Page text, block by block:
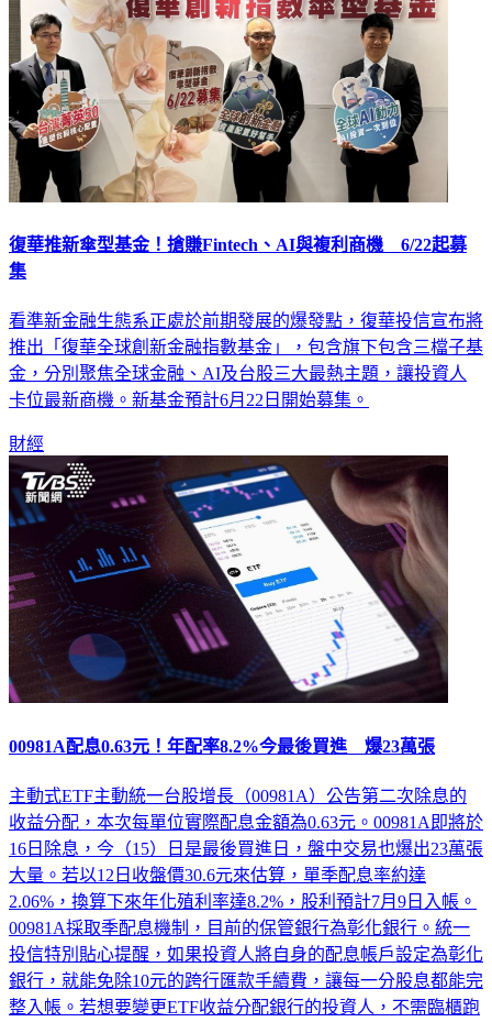
復華推新傘型基金！搶賺Fintech、AI與複利商機 6/22起募
集
看準新金融生態系正處於前期發展的爆發點，復華投信宣布將
推出「復華全球創新金融指數基金」，包含旗下包含三檔子基
金，分別聚焦全球金融、AI及台股三大最熱主題，讓投資人
卡位最新商機。新基金預計6月22日開始募集。
財經
00981A配息0.63元！年配率8.2%今最後買進 爆23萬張
主動式ETF主動統一台股增長（00981A）公告第二次除息的
收益分配，本次每單位實際配息金額為0.63元。00981A即將於
16日除息，今（15）日是最後買進日，盤中交易也爆出23萬張
大量。若以12日收盤價30.6元來估算，單季配息率約達
2.06%，換算下來年化殖利率達8.2%，股利預計7月9日入帳。
00981A採取季配息機制，目前的保管銀行為彰化銀行。統一
投信特別貼心提醒，如果投資人將自身的配息帳戶設定為彰化
銀行，就能免除10元的跨行匯款手續費，讓每一分股息都能完
整入帳。若想要變更ETF收益分配銀行的投資人，不需臨櫃跑